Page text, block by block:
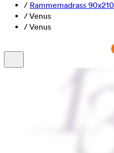
/ Rammemadrass 90x210
/Venus
/Venus